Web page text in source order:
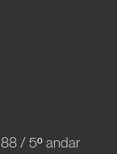
/ 5º andar